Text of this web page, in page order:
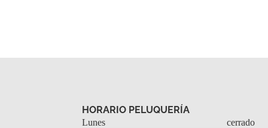
HORARIO PELUQUERÍA
Lunes
cerrado